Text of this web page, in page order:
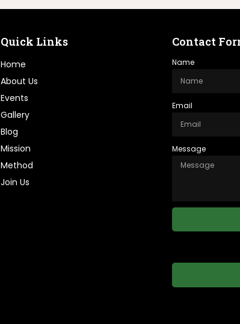
Quick Links
Home
About Us
Events
Gallery
Blog
Mission
Method
Join Us
Contact
Name
Email
Message